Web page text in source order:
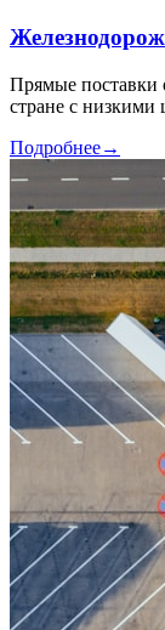
Прямые поставки
стране с низкими
Подробнее→